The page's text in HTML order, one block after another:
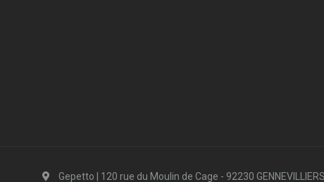
Gepetto | 120 rue du Moulin de Cage - 92230 GENNEVILLIERS